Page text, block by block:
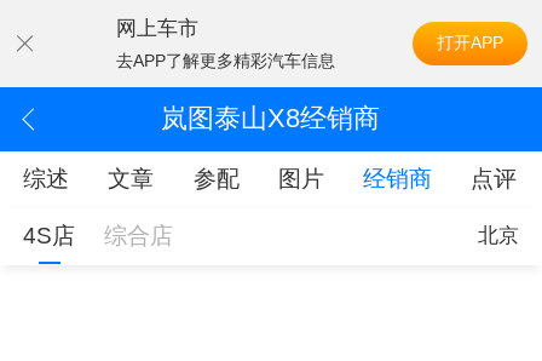
网上车市
去APP了解更多精彩汽车信息
打开APP
岚图泰山X8经销商
综述 文章 参配 图片 经销商 点评
4S店 综合店 北京